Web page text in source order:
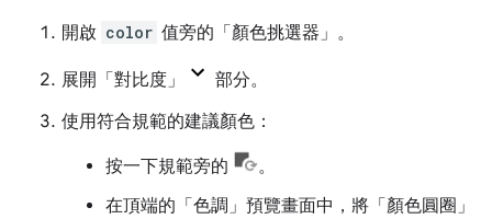
開啟 color 值旁的「顏色挑選器」 。
展開「對比度」
部分。
使用符合規範的建議顏色：
按一下規範旁的
。
在頂端的「色調」 預覽畫面中，將「顏色圓圈」